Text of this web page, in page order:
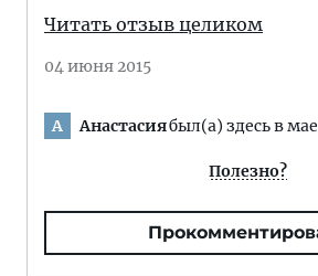
Читать отзыв целиком
04 июня 2015
А Анастасиябыл(а) здесь в мае
Полезно?